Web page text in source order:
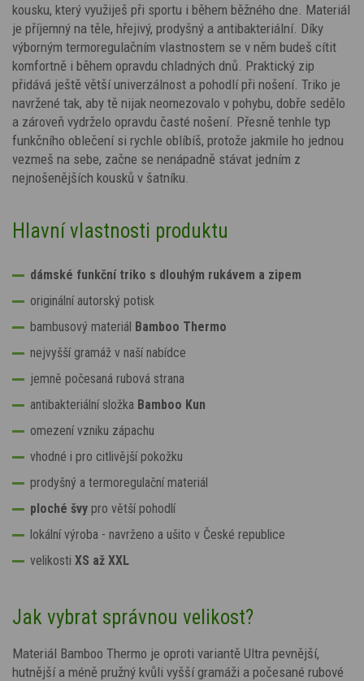
kousku, který využiješ při sportu i během běžného dne. Materiál
je příjemný na těle, hřejivý, prodyšný a antibakteriální. Díky
výborným termoregulačním vlastnostem se v něm budeš cítit
komfortně i během opravdu chladných dnů. Praktický zip
přidává ještě větší univerzálnost a pohodlí při nošení. Triko je
navržené tak, aby tě nijak neomezovalo v pohybu, dobře sedělo
a zároveň vydrželo opravdu časté nošení. Přesně tenhle typ
funkčního oblečení si rychle oblíbíš, protože jakmile ho jednou
vezmeš na sebe, začne se nenápadně stávat jedním z
nejnošenějších kousků v šatníku.
Hlavní vlastnosti produktu
dámské funkční triko s dlouhým rukávem a zipem
originální autorský potisk
bambusový materiál Bamboo Thermo
nejvyšší gramáž v naší nabídce
jemně počesaná rubová strana
antibakteriální složka Bamboo Kun
omezení vzniku zápachu
vhodné i pro citlivější pokožku
prodyšný a termoregulační materiál
ploché švy pro větší pohodlí
lokální výroba - navrženo a ušito v České republice
velikosti XS až XXL
Jak vybrat správnou velikost?
Materiál Bamboo Thermo je oproti variantě Ultra pevnější,
hutnější a méně pružný kvůli vyšší gramáži a počesané rubové